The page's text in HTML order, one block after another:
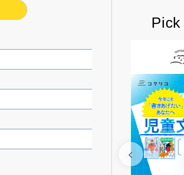
Pick